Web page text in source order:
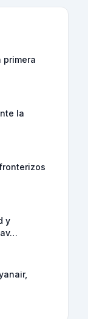
primera
la
y